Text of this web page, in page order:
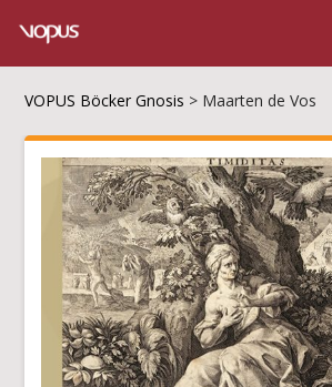
VOPUS Böcker Gnosis > Maarten de Vos